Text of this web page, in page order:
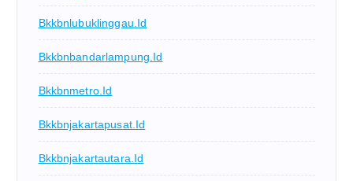
Bkkbnlubuklinggau.id
Bkkbnbandarlampung.id
Bkkbnmetro.id
Bkkbnjakartapusat.id
Bkkbnjakartautara.id